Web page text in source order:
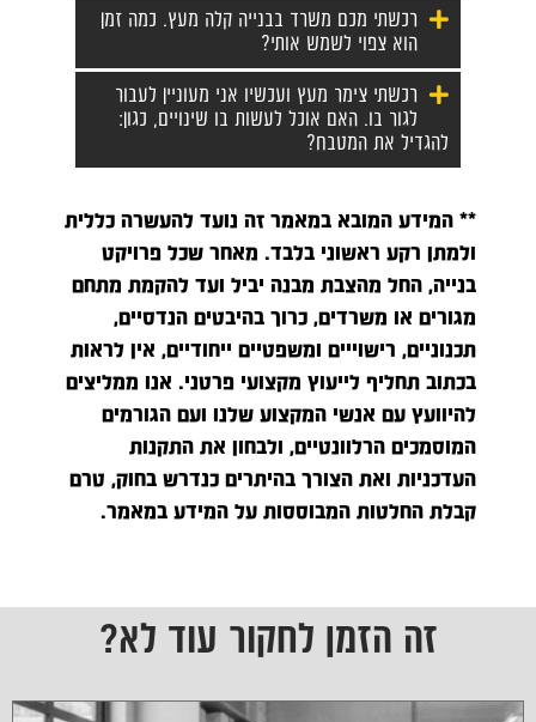
רכשתי מכם משרד בבנייה קלה מעץ. כמה זמן
הוא צפוי לשמש אותי?
רכשתי צימר מעץ ועכשיו אני מעוניין לעבור
לגור בו. האם אוכל לעשות בו שינויים, כגון:
להגדיל את המטבח?
** המידע המובא במאמר זה נועד להעשרה כללית
ולמתן רקע ראשוני בלבד. מאחר שכל פרויקט
בנייה, החל מהצבת מבנה יביל ועד להקמת מתחם
מגורים או משרדים, כרוך בהיבטים הנדסיים,
תכנוניים, רישוייים ומשפטיים ייחודיים, אין לראות
בכתוב תחליף לייעוץ מקצועי פרטני. אנו ממליצים
להיוועץ עם אנשי המקצוע שלנו ועם הגורמים
המוסמכים הרלוונטיים, ולבחון את התקנות
העדכניות ואת הצורך בהיתרים כנדרש בחוק, טרם
קבלת החלטות המבוססות על המידע במאמר.
זה הזמן לחקור עוד לא?